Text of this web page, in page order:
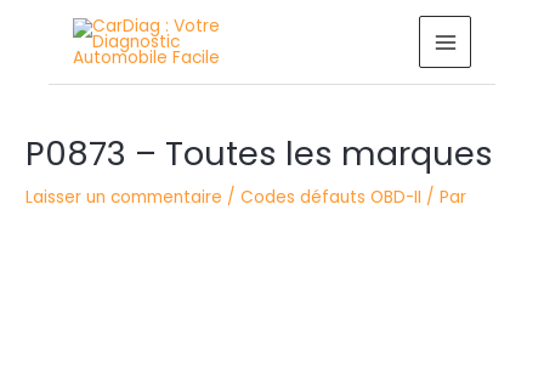
MAIN
MENU
P0873 – Toutes les marques
Laisser un commentaire /Codes défauts OBD-II / Par
des
articles